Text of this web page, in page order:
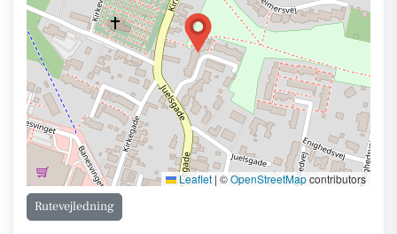
Leaflet | ©OpenStreetMapcontributors
Rutevejledning